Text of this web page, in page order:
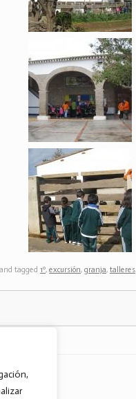
and tagged 1º, excursión, granja, talleres